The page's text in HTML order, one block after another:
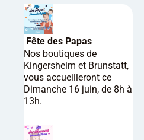
Fête des Papas
Nos boutiques de
Kingersheim et Brunstatt,
vous accueilleront ce
Dimanche 16 juin, de 8h à
13h.